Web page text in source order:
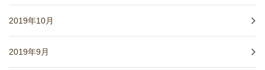
2019年10月
2019年9月